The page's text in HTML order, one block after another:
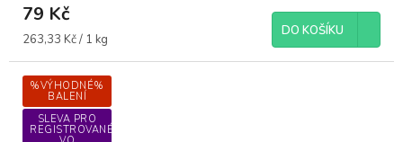
79 Kč
Měrná
263,33 Kč / 1 kg
DO KOŠÍKU
%VÝHODNÉ%
BALENÍ
SLEVA PRO
REGISTROVANÉ